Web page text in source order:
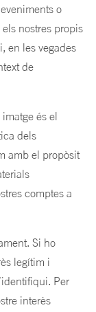
o
nostres propis
en les vegades
de
és el
dels
amb el propòsit
comptes a
Si ho
legítim i
Per
interès